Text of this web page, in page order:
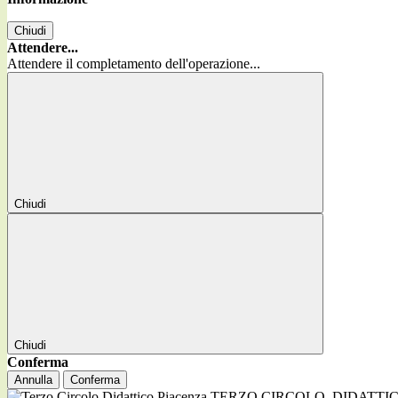
Chiudi
Attendere...
Attendere il completamento dell'operazione...
Chiudi
Chiudi
Conferma
Annulla Conferma